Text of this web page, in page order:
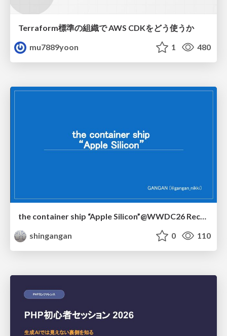
Terraform標準の組織で AWS CDKをどう使うか
mu7889yoon
1 480
the container ship “Apple Silicon”@WWDC26 Recap -Japan-\(region).swift
shingangan
0 110